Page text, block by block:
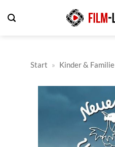
Inhalt
Start » Kinder & Familie